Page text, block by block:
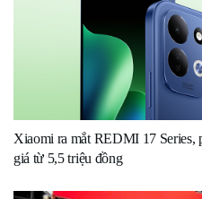
Xiaomi ra mắt REDMI 17 Series,
giá từ 5,5 triệu đồng